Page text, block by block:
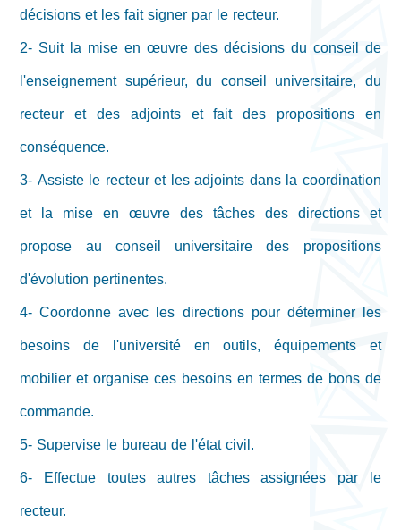
décisions et les fait signer par le recteur.
2- Suit la mise en œuvre des décisions du conseil de
l'enseignement supérieur, du conseil universitaire, du
recteur et des adjoints et fait des propositions en
conséquence.
3- Assiste le recteur et les adjoints dans la coordination
et la mise en œuvre des tâches des directions et
propose au conseil universitaire des propositions
d'évolution pertinentes.
4- Coordonne avec les directions pour déterminer les
besoins de l'université en outils, équipements et
mobilier et organise ces besoins en termes de bons de
commande.
5- Supervise le bureau de l'état civil.
6- Effectue toutes autres tâches assignées par le
recteur.